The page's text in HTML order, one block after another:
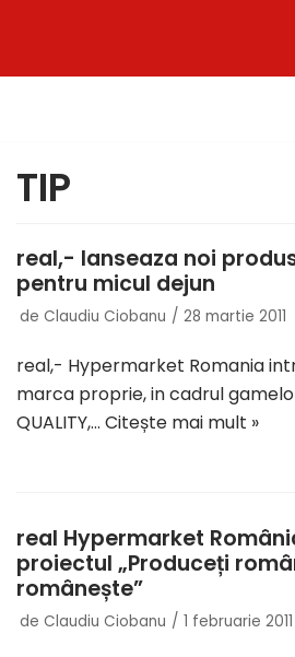
TIP
real,- lanseaza noi
pentru micul dejun
de Claudiu Ciobanu 28 martie 2011
real,- Hypermarket Romania
marca proprie, in cadrul
QUALITY,… Citește mai mult »
real Hypermarket
proiectul „Produceți
românește”
de Claudiu Ciobanu 1 februarie 2011